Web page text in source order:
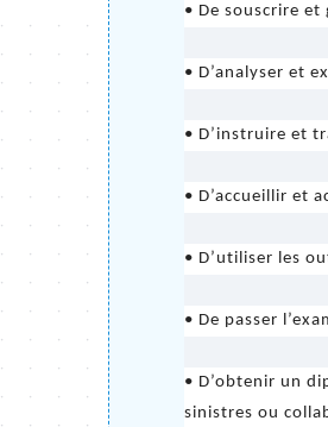
• De souscrire
• D’analyser et
• D’instruire et
• D’accueillir et
• D’utiliser les
• De passer
• D’obtenir un
sinistres ou